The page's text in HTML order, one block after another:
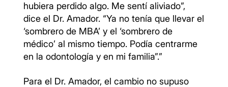
hubiera perdido algo. Me sentí aliviado”,
dice el Dr. Amador. “Ya no tenía que llevar el
‘sombrero de MBA’ y el ‘sombrero de
médico’ al mismo tiempo. Podía centrarme
en la odontología y en mi familia”.”
Para el Dr. Amador, el cambio no supuso